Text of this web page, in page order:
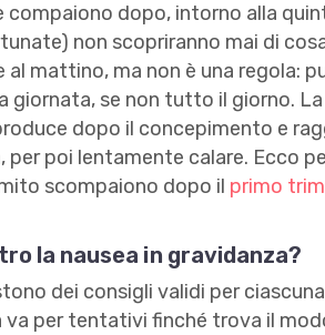
compaiono dopo, intorno alla
non scopriranno mai di
mattino, ma non è una regola:
giornata, se non tutto il giorno. La
dopo il concepimento e
poi lentamente calare. Ecco
scompaiono dopo il primo
la nausea in gravidanza?
dei consigli validi per
per tentativi finché trova il